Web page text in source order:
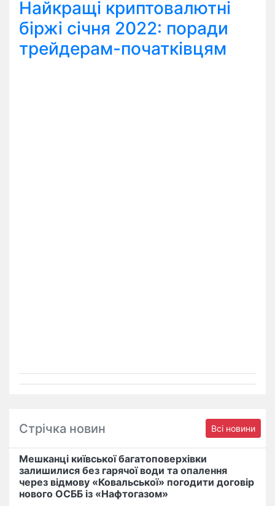
Найкращі криптовалютні
біржі січня 2022: поради
трейдерам-початківцям
Стрічка новин Всі новини
Мешканці київської багатоповерхівки
залишилися без гарячої води та опалення
через відмову «Ковальської» погодити договір
нового ОСББ із «Нафтогазом»